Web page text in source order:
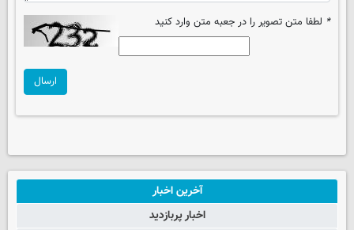
* لطفا متن تصویر را در جعبه متن وارد کنید
ارسال
آخرین اخبار
اخبار پربازدید